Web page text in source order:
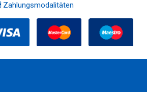
Zahlungsmodalitäten